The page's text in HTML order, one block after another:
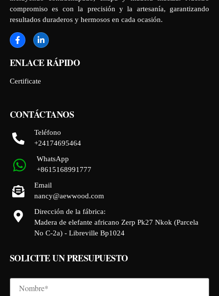
compromiso es con la precisión y la artesanía, garantizando
resultados duraderos y hermosos en cada ocasión.
ENLACE RÁPIDO
Certificate
CONTÁCTANOS
Teléfono
+24174695464
WhatsApp
+8615168991777
Email
nancy@aewwood.com
Dirección de la fábrica:
Madera de elefante africano Zerp Pk27 Nkok (Parcela
No C-2a) - Libreville Bp1024
SOLICITE UN PRESUPUESTO